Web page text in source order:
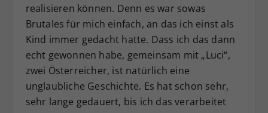
realisieren können. Denn es war sowas
Brutales für mich einfach, an das ich einst als
Kind immer gedacht hatte. Dass ich das dann
echt gewonnen habe, gemeinsam mit „Luci“,
zwei Österreicher, ist natürlich eine
unglaubliche Geschichte. Es hat schon sehr,
sehr lange gedauert, bis ich das verarbeitet